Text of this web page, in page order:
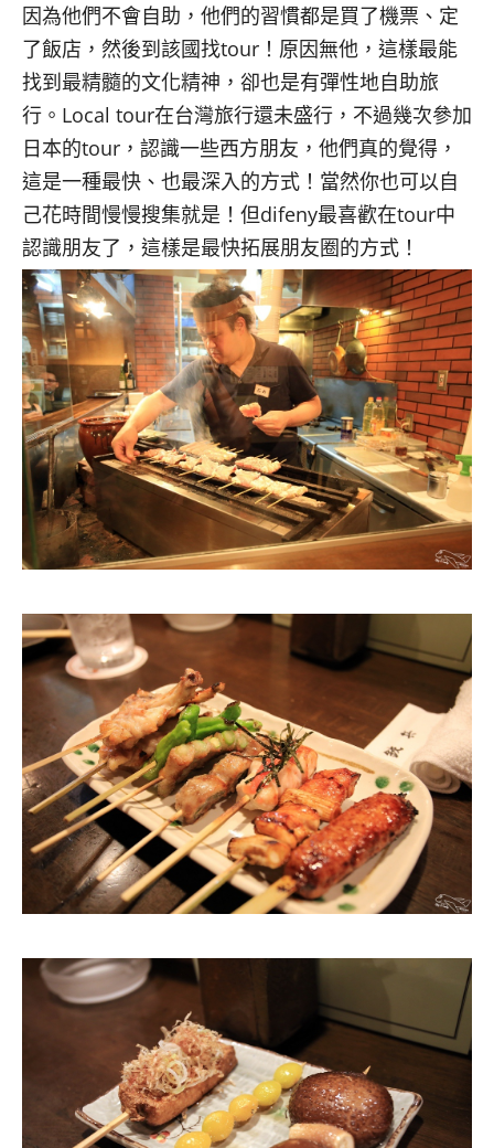
因為他們不會自助，他們的習慣都是買了機票、定
了飯店，然後到該國找tour ！原因無他，這樣最能
找到最精髓的文化精神，卻也是有彈性地自助旅
行。 Local tour在台灣旅行還未盛行，不過幾次參加
日本的tour ，認識一些西方朋友，他們真的覺得，
這是一種最快、也最深入的方式！當然你也可以自
己花時間慢慢搜集就是！但difeny最喜歡在tour中
認識朋友了，這樣是最快拓展朋友圈的方式！